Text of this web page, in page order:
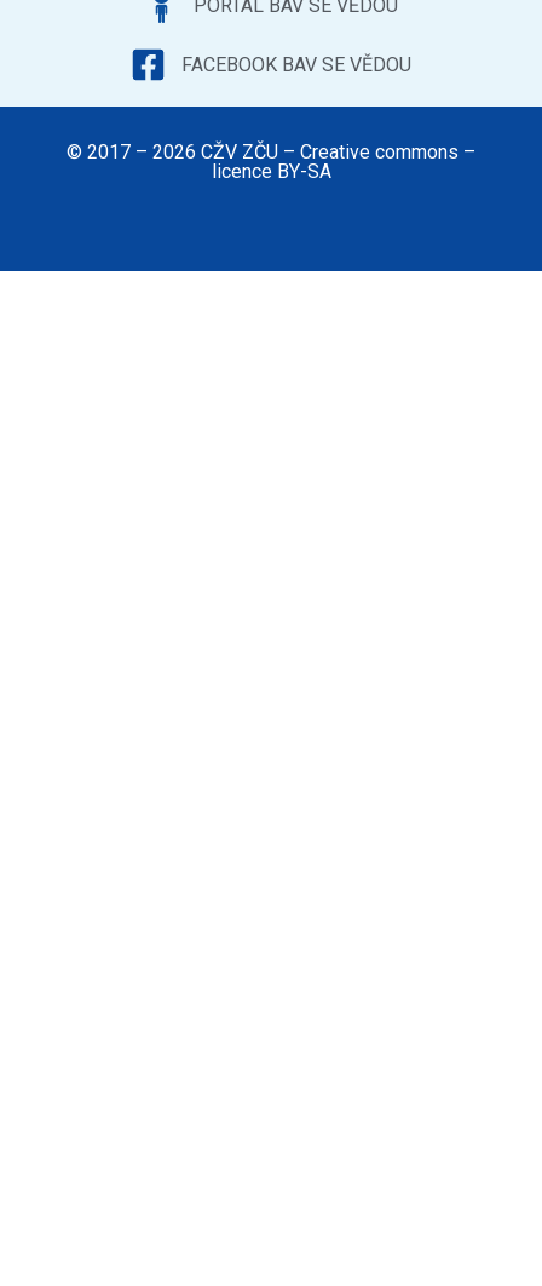
PORTÁL BAV SE VĚDOU
FACEBOOK BAV SE VĚDOU
© 2017 – 2026 CŽV ZČU – Creative commons –
licence BY-SA